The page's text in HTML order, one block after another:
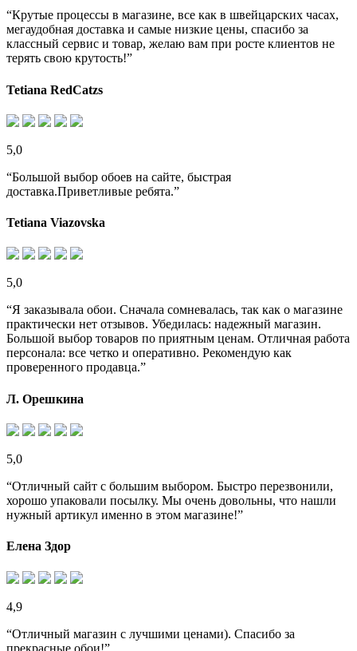
“Крутые процессы в магазине, все как в швейцарских часах,
мегаудобная доставка и самые низкие цены, спасибо за
классный сервис и товар, желаю вам при росте клиентов не
терять свою крутость!”
Tetiana RedCatzs
5,0
“Большой выбор обоев на сайте, быстрая
доставка.Приветливые ребята.”
Tetiana Viazovska
5,0
“Я заказывала обои. Сначала сомневалась, так как о магазине
практически нет отзывов. Убедилась: надежный магазин.
Большой выбор товаров по приятным ценам. Отличная работа
персонала: все четко и оперативно. Рекомендую как
проверенного продавца.”
Л. Орешкина
5,0
“Отличный сайт с большим выбором. Быстро перезвонили,
хорошо упаковали посылку. Мы очень довольны, что нашли
нужный артикул именно в этом магазине!”
Елена Здор
4,9
“Отличный магазин с лучшими ценами). Спасибо за
прекрасные обои!”